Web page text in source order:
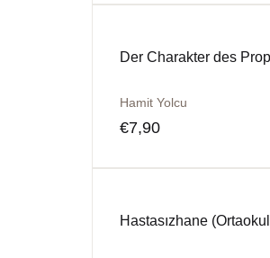
Der Charakter des
Hamit Yolcu
€7,90
Hastasızhane